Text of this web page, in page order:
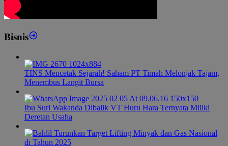
Bisnis
TINS Mencetak Sejarah! Saham PT Timah Melonjak Tajam,
Menembus Langit Bursa
Ibu Suri Wakanda Dibalik VT Huru Hara Ternyata Miliki
Deretan Usaha